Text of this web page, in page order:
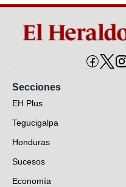
Secciones
EH Plus
Tegucigalpa
Honduras
Sucesos
Economía